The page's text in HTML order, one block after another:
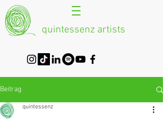
quintessenz artists
Beitrag
quintessenz